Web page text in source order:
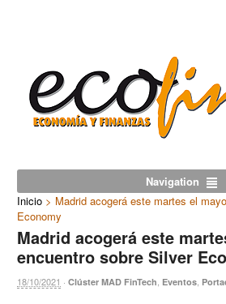
Navigation
Inicio > Madrid acogerá este martes el
Economy
Madrid acogerá este
encuentro sobre Silver
18/10/2021 ·Clúster MAD FinTech, Eventos,